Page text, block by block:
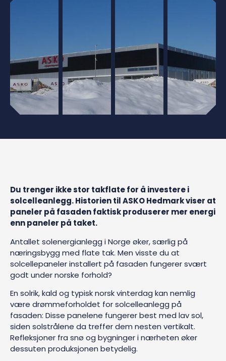
Du trenger ikke stor takflate for å investere i
solcelleanlegg. Historien til ASKO Hedmark viser at
paneler på fasaden faktisk produserer mer energi
enn paneler på taket.
Antallet solenergianlegg i Norge øker, særlig på
næringsbygg med flate tak. Men visste du at
solcellepaneler installert på fasaden fungerer svært
godt under norske forhold?
En solrik, kald og typisk norsk vinterdag kan nemlig
være drømmeforholdet for solcelleanlegg på
fasaden: Disse panelene fungerer best med lav sol,
siden solstrålene da treffer dem nesten vertikalt.
Refleksjoner fra snø og bygninger i nærheten øker
dessuten produksjonen betydelig.